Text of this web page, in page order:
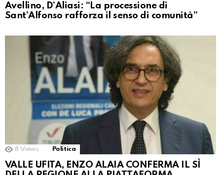
Avellino, D’Aliasi: “La processione di
Sant’Alfonso rafforza il senso di comunità”
8 Views Politica
VALLE UFITA, ENZO ALAIA CONFERMA IL SÌ